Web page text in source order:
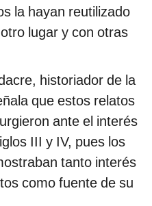
la hayan reutilizado
lugar y con otras
historiador de la
que estos relatos
ante el interés
III y IV, pues los
tanto interés
como fuente de su